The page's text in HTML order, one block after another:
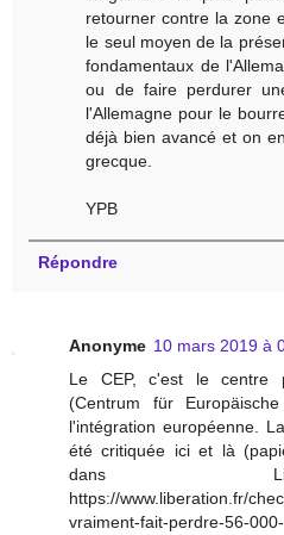
retourner contre la zone
le seul moyen de la
fondamentaux de
ou de faire perdurer
l'Allemagne pour le
déjà bien avancé et on
grecque.
YPB
Répondre
Anonyme 10 mars 2019 à
Le CEP, c'est le centre
(Centrum für
l'intégration européenne.
été critiquée ici et là
dans
https://www.liberation.fr/
vraiment-fait-perdre-56-